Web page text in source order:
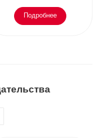
Подробнее